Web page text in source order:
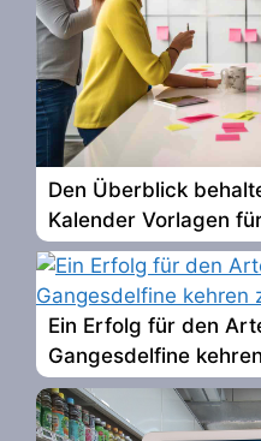
Den Überblick
Kalender Vorlagen
Ein Erfolg für den
Gangesdelfine